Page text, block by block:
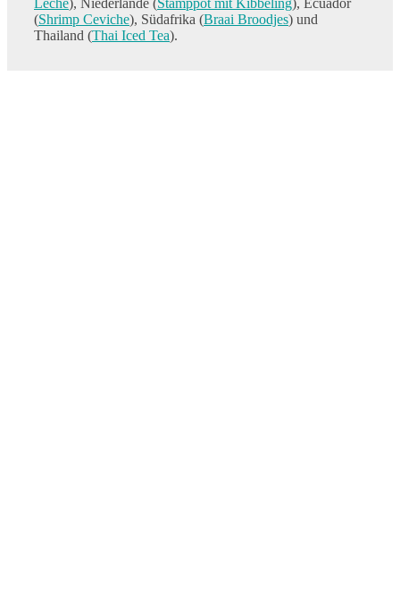
(Shrimp Ceviche), Südafrika (Braai Broodjes) und
Thailand (Thai Iced Tea).